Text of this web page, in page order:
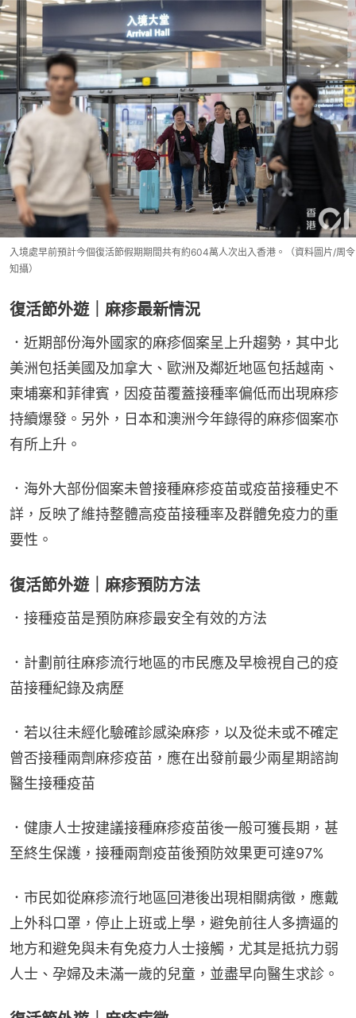
入境處早前預計今個復活節假期期間共有約604萬人次出入香港。（資料圖片/周令
知攝）
復活節外遊｜麻疹最新情況
．近期部份海外國家的麻疹個案呈上升趨勢，其中北
美洲包括美國及加拿大、歐洲及鄰近地區包括越南、
柬埔寨和菲律賓，因疫苗覆蓋接種率偏低而出現麻疹
持續爆發。另外，日本和澳洲今年錄得的麻疹個案亦
有所上升。
．海外大部份個案未曾接種麻疹疫苗或疫苗接種史不
詳，反映了維持整體高疫苗接種率及群體免疫力的重
要性。
復活節外遊｜麻疹預防方法
．接種疫苗是預防麻疹最安全有效的方法
．計劃前往麻疹流行地區的市民應及早檢視自己的疫
苗接種紀錄及病歷
．若以往未經化驗確診感染麻疹，以及從未或不確定
曾否接種兩劑麻疹疫苗，應在出發前最少兩星期諮詢
醫生接種疫苗
．健康人士按建議接種麻疹疫苗後一般可獲長期，甚
至終生保護，接種兩劑疫苗後預防效果更可達97%
．市民如從麻疹流行地區回港後出現相關病徵，應戴
上外科口罩，停止上班或上學，避免前往人多擠逼的
地方和避免與未有免疫力人士接觸，尤其是抵抗力弱
人士、孕婦及未滿一歲的兒童，並盡早向醫生求診。